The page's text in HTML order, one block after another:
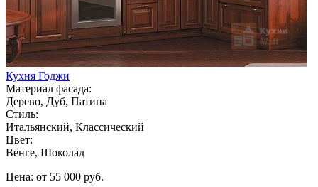
Кухня Годжи
Материал фасада:
Дерево, Дуб, Патина
Стиль:
Итальянский, Классический
Цвет:
Венге, Шоколад
Цена: от 55 000 руб.